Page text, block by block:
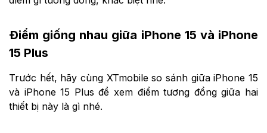
Điểm giống nhau giữa iPhone 15 và iPhone
15 Plus
Trước hết, hãy cùng XTmobile so sánh giữa iPhone 15
và iPhone 15 Plus để xem điểm tương đồng giữa hai
thiết bị này là gì nhé.